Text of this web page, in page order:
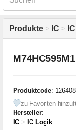
Produkte > IC >
Produktcode: 126408
zu Favoriten
Hersteller:
IC > IC Logik